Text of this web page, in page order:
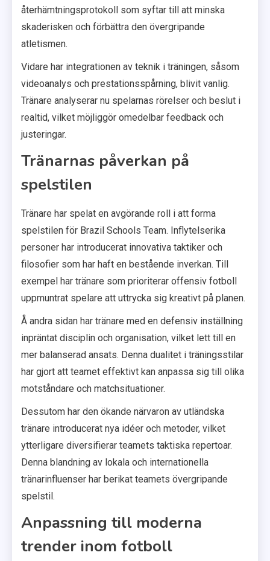
återhämtningsprotokoll som syftar till att minska
skaderisken och förbättra den övergripande
atletismen.
Vidare har integrationen av teknik i träningen, såsom
videoanalys och prestationsspårning, blivit vanlig.
Tränare analyserar nu spelarnas rörelser och beslut i
realtid, vilket möjliggör omedelbar feedback och
justeringar.
Tränarnas påverkan på
spelstilen
Tränare har spelat en avgörande roll i att forma
spelstilen för Brazil Schools Team. Inflytelserika
personer har introducerat innovativa taktiker och
filosofier som har haft en bestående inverkan. Till
exempel har tränare som prioriterar offensiv fotboll
uppmuntrat spelare att uttrycka sig kreativt på planen.
Å andra sidan har tränare med en defensiv inställning
inpräntat disciplin och organisation, vilket lett till en
mer balanserad ansats. Denna dualitet i träningsstilar
har gjort att teamet effektivt kan anpassa sig till olika
motståndare och matchsituationer.
Dessutom har den ökande närvaron av utländska
tränare introducerat nya idéer och metoder, vilket
ytterligare diversifierar teamets taktiska repertoar.
Denna blandning av lokala och internationella
tränarinfluenser har berikat teamets övergripande
spelstil.
Anpassning till moderna
trender inom fotboll